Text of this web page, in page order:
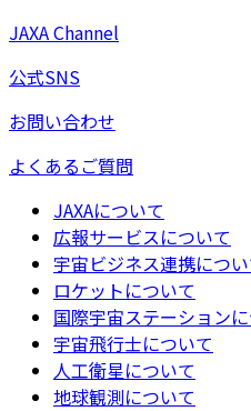
JAXA Channel
公式SNS
お問い合わせ
よくあるご質問
JAXAについて
広報サービスについて
宇宙ビジネス連携につ
ロケットについて
国際宇宙ステーション
宇宙飛行士について
人工衛星について
地球観測について